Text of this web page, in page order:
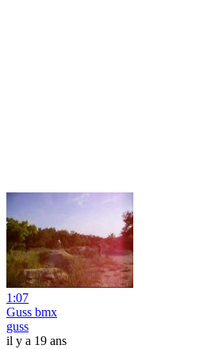
1:07
Guss bmx
guss
il y a 19 ans